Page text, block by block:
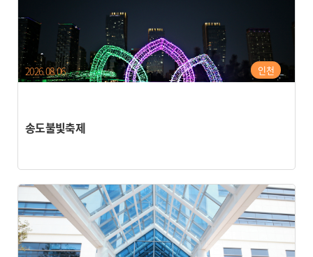
송도불빛축제
인천
2026.08.06